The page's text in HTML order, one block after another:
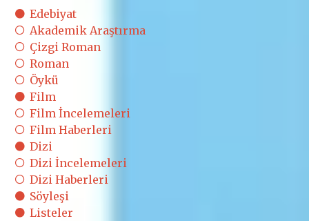
Edebiyat
Akademik Araştırma
Çizgi Roman
Roman
Öykü
Film
Film İncelemeleri
Film Haberleri
Dizi
Dizi İncelemeleri
Dizi Haberleri
Söyleşi
Listeler